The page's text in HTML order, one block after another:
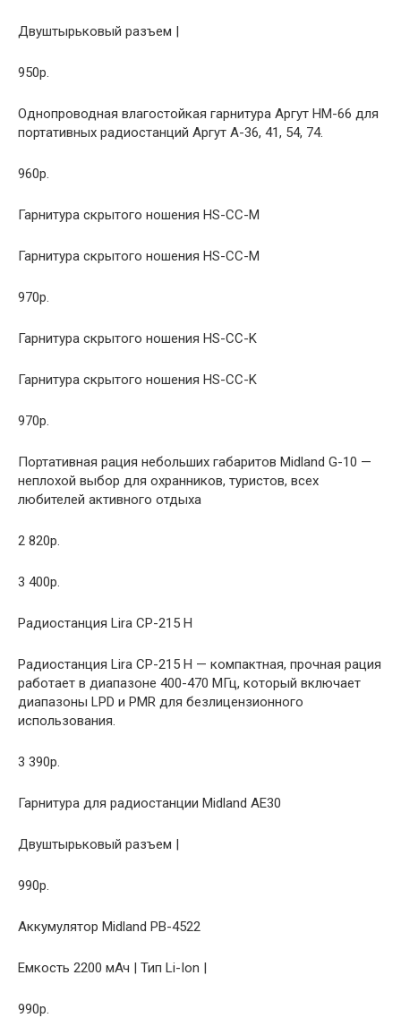
Двуштырьковый разъем |
950р.
Однопроводная влагостойкая гарнитура Аргут HM-66 для
портативных радиостанций Аргут A-36, 41, 54, 74.
960р.
Гарнитура скрытого ношения HS-CC-M
Гарнитура скрытого ношения HS-CC-M
970р.
Гарнитура скрытого ношения HS-CC-K
Гарнитура скрытого ношения HS-CC-K
970р.
Портативная рация небольших габаритов Midland G-10 —
неплохой выбор для охранников, туристов, всех
любителей активного отдыха
2 820р.
3 400р.
Радиостанция Lira CP-215 H
Радиостанция Lira CP-215 H — компактная, прочная рация
работает в диапазоне 400-470 МГц, который включает
диапазоны LPD и PMR для безлицензионного
использования.
3 390р.
Гарнитура для радиостанции Midland AE30
Двуштырьковый разъем |
990р.
Аккумулятор Midland PB-4522
Емкость 2200 мАч | Тип Li-Ion |
990р.